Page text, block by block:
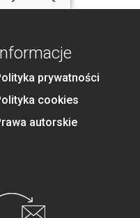
prywatności
cookies
autorskie